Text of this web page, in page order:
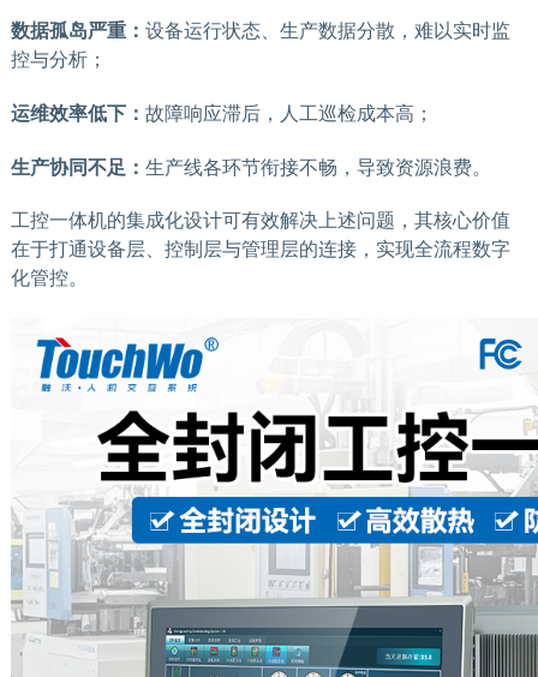
数据孤岛严重： 设备运行状态、生产数据分散，难以实时监
控与分析；
运维效率低下： 故障响应滞后，人工巡检成本高；
生产协同不足： 生产线各环节衔接不畅，导致资源浪费。
工控一体机的集成化设计可有效解决上述问题，其核心价值
在于打通设备层、控制层与管理层的连接，实现全流程数字
化管控。